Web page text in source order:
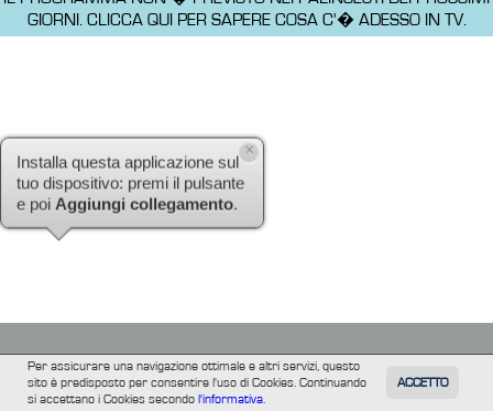
TUTTI FILM
Per assicurare una navigazione ottimale e altri servizi, questo
sito è predisposto per consentire l'uso di Cookies. Continuando
si accettano i Cookies secondol'informativa.
ACCETTO
GIORNI. CLICCA QUI PER SAPERE COSA C'� ADESSO IN TV.
Installa questa applicazione sul
tuo dispositivo: premi il pulsante
Aggiungi collegamento